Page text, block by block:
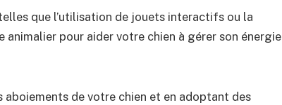
que l’utilisation de jouets interactifs ou la
pour aider votre chien à gérer son énergie
de votre chien et en adoptant des